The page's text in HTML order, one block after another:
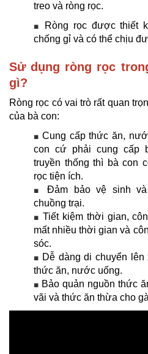
treo và ròng rọc.
■
Ròng rọc được thiết
chống gỉ và có thể chịu
Sử dụng ròng rọc
gì?
Ròng rọc có vai trò rất quan
của bà con:
■Cung cấp thức ăn,
con cứ phải cung cấp
truyền thống thì bà con
rọc tiện ích.
■ Đảm bảo vệ sinh
chuồng trại.
■ Tiết kiệm thời gian,
mất nhiều thời gian và
sóc.
■ Dễ dàng di chuyển
thức ăn, nước uống.
■ Bảo quản nguồn thức
vãi và thức ăn thừa cho